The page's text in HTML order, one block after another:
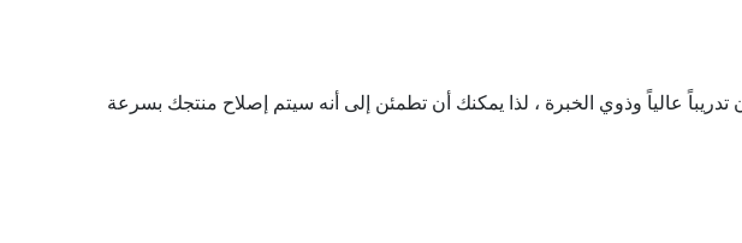
عالياً وذوي الخبرة ، لذا يمكنك أن تطمئن إلى أنه سيتم إصلاح منتجك بسرعة